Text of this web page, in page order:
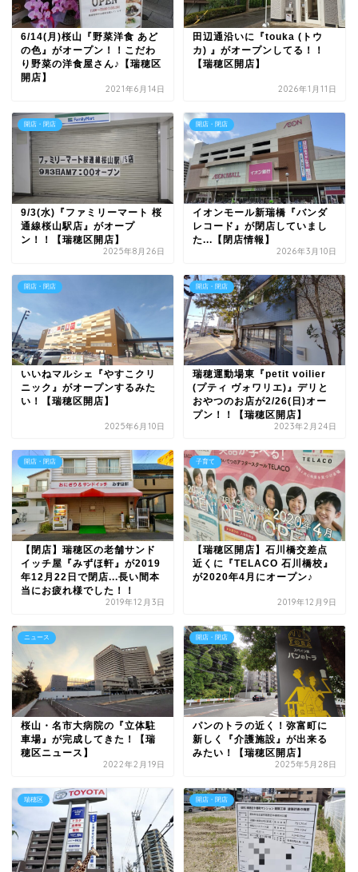
6/14(月)桜山『野菜洋食 あど
の色』がオープン！！こだわ
り野菜の洋食屋さん♪【瑞穂区
開店】
2021年6月14日
田辺通沿いに『touka (トウ
カ) 』がオープンしてる！！
【瑞穂区開店】
2026年1月11日
開店・閉店
9/3(水)『ファミリーマート 桜
通線桜山駅店』がオープ
ン！！【瑞穂区開店】
2025年8月26日
開店・閉店
イオンモール新瑞橋『バンダ
レコード』が閉店していまし
た...【閉店情報】
2026年3月10日
開店・閉店
いいねマルシェ『やすこクリ
ニック』がオープンするみた
い！【瑞穂区開店】
2025年6月10日
開店・閉店
瑞穂運動場東『petit voilier
(プティ ヴォワリエ)』デリと
おやつのお店が2/26(日)オー
プン！！【瑞穂区開店】
2023年2月24日
開店・閉店
【閉店】瑞穂区の老舗サンド
イッチ屋『みずほ軒』が2019
年12月22日で閉店...長い間本
当にお疲れ様でした！！
2019年12月3日
子育て
【瑞穂区開店】石川橋交差点
近くに『TELACO 石川橋校』
が2020年4月にオープン♪
2019年12月9日
ニュース
桜山・名市大病院の『立体駐
車場』が完成してきた！【瑞
穂区ニュース】
2022年2月19日
開店・閉店
パンのトラの近く！弥富町に
新しく『介護施設』が出来る
みたい！【瑞穂区開店】
2025年5月28日
瑞穂区 開店・閉店